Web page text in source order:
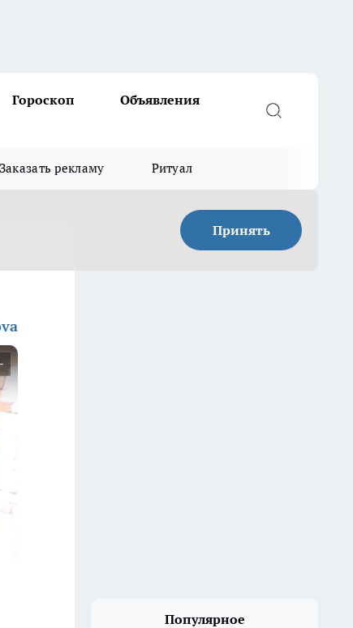
Гороскоп
Объявления
Заказать рекламу Ритуал
Принять
Популярное